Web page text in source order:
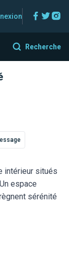
Recherche
intérieur situés
espace
sérénité